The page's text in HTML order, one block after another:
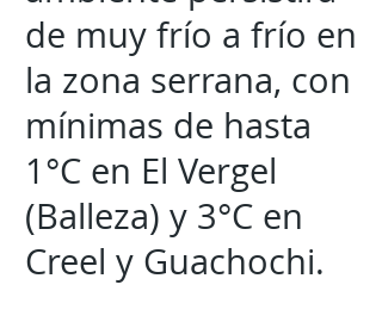
de muy frío a frío en
la zona serrana, con
mínimas de hasta
1°C en El Vergel
(Balleza) y 3°C en
Creel y Guachochi.